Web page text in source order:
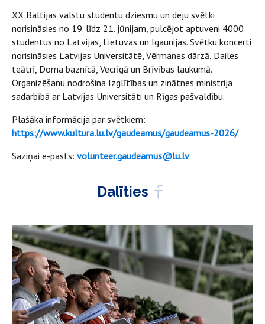
XX Baltijas valstu studentu dziesmu un deju svētki
norisināsies no 19. līdz 21. jūnijam, pulcējot aptuveni 4000
studentus no Latvijas, Lietuvas un Igaunijas. Svētku koncerti
norisināsies Latvijas Universitātē, Vērmanes dārzā, Dailes
teātrī, Doma baznīcā, Vecrīgā un Brīvības laukumā.
Organizēšanu nodrošina Izglītības un zinātnes ministrija
sadarbībā ar Latvijas Universitāti un Rīgas pašvaldību.
Plašāka informācija par svētkiem:
https://www.kultura.lu.lv/gaudeamus/gaudeamus-2026/
Saziņai e-pasts: volunteer.gaudeamus@lu.lv
Dalīties